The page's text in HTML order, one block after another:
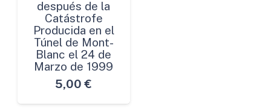
después de la
Catástrofe
Producida en el
Túnel de Mont-
Blanc el 24 de
Marzo de 1999
5,00 €